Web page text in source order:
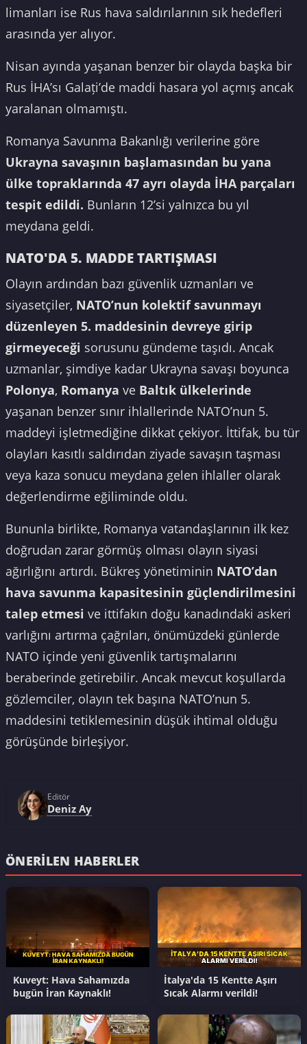
limanları ise Rus hava saldırılarının sık hedefleri
arasında yer alıyor.
Nisan ayında yaşanan benzer bir olayda başka bir
Rus İHA’sı Galați’de maddi hasara yol açmış ancak
yaralanan olmamıştı.
Romanya Savunma Bakanlığı verilerine göre
Ukrayna savaşının başlamasından bu yana
ülke topraklarında 47 ayrı olayda İHA parçaları
tespit edildi. Bunların 12’si yalnızca bu yıl
meydana geldi.
NATO'DA 5. MADDE TARTIŞMASI
Olayın ardından bazı güvenlik uzmanları ve
siyasetçiler, NATO’nun kolektif savunmayı
düzenleyen 5. maddesinin devreye girip
girmeyeceği sorusunu gündeme taşıdı. Ancak
uzmanlar, şimdiye kadar Ukrayna savaşı boyunca
Polonya, Romanya ve Baltık ülkelerinde
yaşanan benzer sınır ihlallerinde NATO’nun 5.
maddeyi işletmediğine dikkat çekiyor. İttifak, bu tür
olayları kasıtlı saldırıdan ziyade savaşın taşması
veya kaza sonucu meydana gelen ihlaller olarak
değerlendirme eğiliminde oldu.
Bununla birlikte, Romanya vatandaşlarının ilk kez
doğrudan zarar görmüş olması olayın siyasi
ağırlığını artırdı. Bükreş yönetiminin NATO’dan
hava savunma kapasitesinin güçlendirilmesini
talep etmesi ve ittifakın doğu kanadındaki askeri
varlığını artırma çağrıları, önümüzdeki günlerde
NATO içinde yeni güvenlik tartışmalarını
beraberinde getirebilir. Ancak mevcut koşullarda
gözlemciler, olayın tek başına NATO’nun 5.
maddesini tetiklemesinin düşük ihtimal olduğu
görüşünde birleşiyor.
Editör
Deniz Ay
ÖNERILEN HABERLER
Kuveyt: Hava Sahamızda
bugün İran Kaynaklı!
İtalya'da 15 Kentte Aşırı
Sıcak Alarmı verildi!